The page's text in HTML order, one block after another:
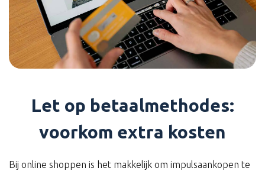
Let op betaalmethodes:
voorkom extra kosten
Bij online shoppen is het makkelijk om impulsaankopen te